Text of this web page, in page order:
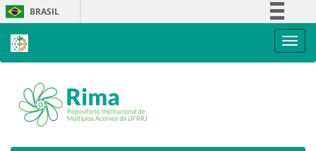
Skip
navigation
BRASIL